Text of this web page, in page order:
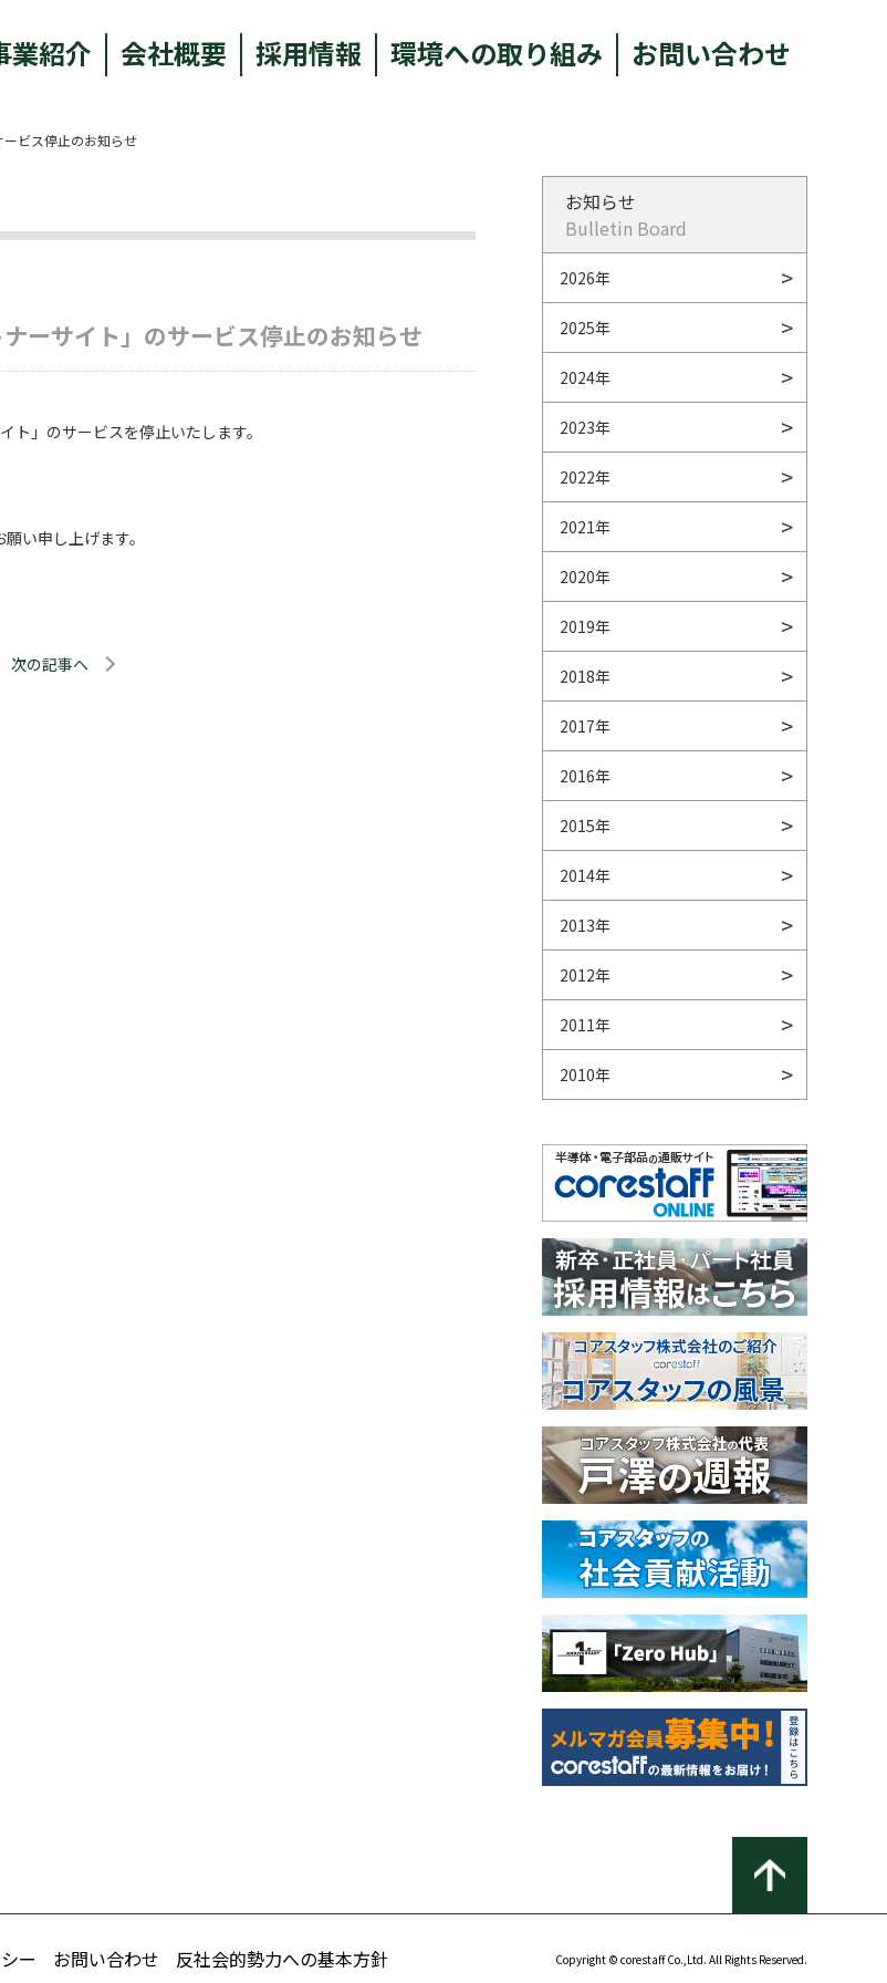
業紹介 会社概要 採用情報 環境への取り組み お問い合わせ
ビス停止のお知らせ
ーサイト」のサービス停止のお知らせ
」のサービスを停止いたします。
い申し上げます。
次の記事へ
お知らせ
Bulletin Board
2026年
2025年
2024年
2023年
2022年
2021年
2020年
2019年
2018年
2017年
2016年
2015年
2014年
2013年
2012年
2011年
2010年
ー お問い合わせ 反社会的勢力への基本方針 Copyright © corestaff Co.,Ltd. All Rights Reserved.